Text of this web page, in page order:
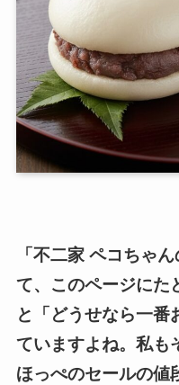
「不二家 ペコちゃ
て、このページにた
と「どうせなら一番
ていますよね。私も
ほっぺのセールの値